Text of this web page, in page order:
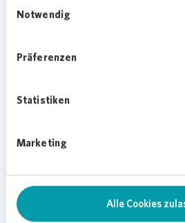
Notwendig
Präferenzen
Statistiken
Marketing
Alle Cookies